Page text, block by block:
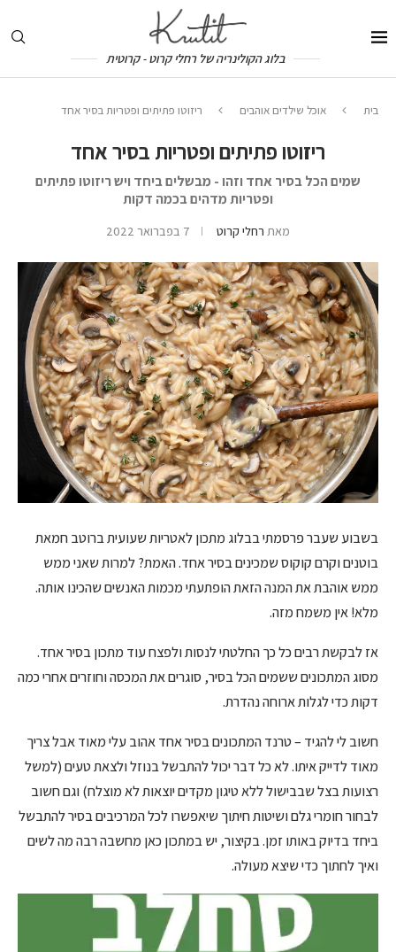
בלוג הקולינריה של רחלי קרוט - קרוטית
בית אוכל שילדים אוהבים ריזוטו פתיתים ופטריות בסיר אחד
ריזוטו פתיתים ופטריות בסיר אחד
שמים הכל בסיר אחד וזהו - מבשלים ביחד ויש ריזוטו פתיתים
ופטריות מדהים בכמה דקות
מאת רחלי קרוט 7 בפברואר 2022
בשבוע שעבר פרסמתי בבלוג מתכון לאטריות שעועית ברוטב חמאת
בוטנים וקרם קוקוס שמכינים בסיר אחד. האמת? למרות שאני ממש
ממש אוהבת את המנה הזאת הופתעתי מכמות האנשים שהכינו אותה.
מלא! אין משמח מזה.
אז לבקשת רבים כל כך החלטתי לנסות ולפצח עוד מתכון בסיר אחד.
מסוג המתכונים ששמים הכל בסיר, סוגרים את המכסה וחוזרים אחרי כמה
דקות כדי לגלות ארוחה נהדרת.
חשוב לי להגיד – טרנד המתכונים בסיר אחד אהוב עלי מאוד אבל צריך
מאוד לדייק איתו. לא כל דבר יכול להתבשל בנוזל ולצאת טעים (למשל
רצועות בצל שבבישול ללא טיגון מקדים יוצאות לא מוצלח) וגם חשוב
לבחור חומרי גלם ושיטות חיתוך שיאפשרו לכל המרכיבים בסיר להתבשל
ביחד בדיוק באותו זמן. בקיצור, יש במתכון כאן מחשבה רבה מה לשים
ואיך לחתוך כדי שיצא מעולה.